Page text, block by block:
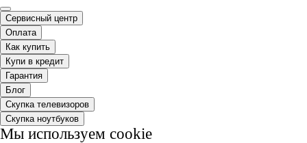
Сервисный центр
Оплата
Как купить
Купи в кредит
Гарантия
Блог
Скупка телевизоров
Скупка ноутбуков
Мы используем cookie